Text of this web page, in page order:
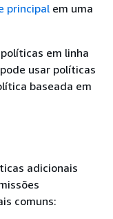
principal em uma
em linha
usar políticas
baseada em
adicionais
comuns: